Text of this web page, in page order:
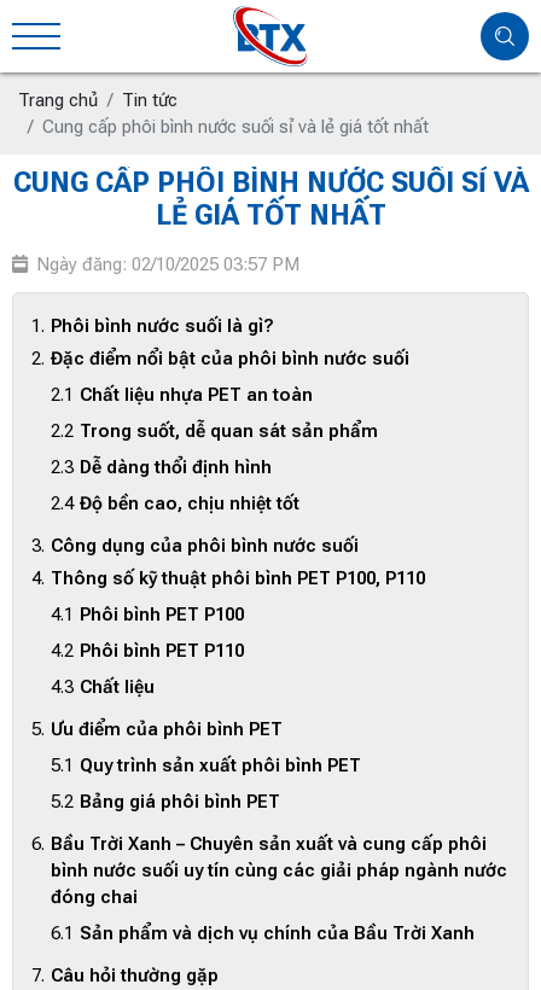
Trang chủ
Tin tức
Cung cấp phôi bình nước suối sỉ và lẻ giá tốt nhất
CUNG CẤP PHÔI BÌNH NƯỚC SUỐI SỈ VÀ
LẺ GIÁ TỐT NHẤT
Ngày đăng: 02/10/2025 03:57 PM
Phôi bình nước suối là gì?
Đặc điểm nổi bật của phôi bình nước suối
Chất liệu nhựa PET an toàn
Trong suốt, dễ quan sát sản phẩm
Dễ dàng thổi định hình
Độ bền cao, chịu nhiệt tốt
Công dụng của phôi bình nước suối
Thông số kỹ thuật phôi bình PET P100, P110
Phôi bình PET P100
Phôi bình PET P110
Chất liệu
Ưu điểm của phôi bình PET
Quy trình sản xuất phôi bình PET
Bảng giá phôi bình PET
Bầu Trời Xanh – Chuyên sản xuất và cung cấp phôi
bình nước suối uy tín cùng các giải pháp ngành nước
đóng chai
Sản phẩm và dịch vụ chính của Bầu Trời Xanh
Câu hỏi thường gặp